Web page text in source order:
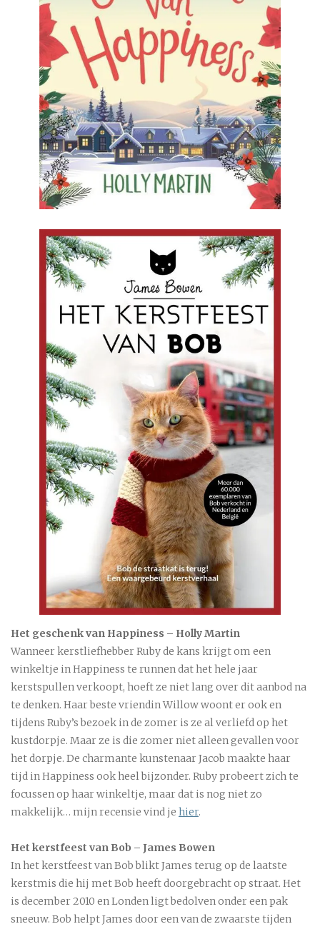
Het geschenk van Happiness – Holly Martin
Wanneer kerstliefhebber Ruby de kans krijgt om een
winkeltje in Happiness te runnen dat het hele jaar
kerstspullen verkoopt, hoeft ze niet lang over dit aanbod na
te denken. Haar beste vriendin Willow woont er ook en
tijdens Ruby’s bezoek in de zomer is ze al verliefd op het
kustdorpje. Maar ze is die zomer niet alleen gevallen voor
het dorpje. De charmante kunstenaar Jacob maakte haar
tijd in Happiness ook heel bijzonder. Ruby probeert zich te
focussen op haar winkeltje, maar dat is nog niet zo
makkelijk… mijn recensie vind je hier.
Het kerstfeest van Bob – James Bowen
In het kerstfeest van Bob blikt James terug op de laatste
kerstmis die hij met Bob heeft doorgebracht op straat. Het
is december 2010 en Londen ligt bedolven onder een pak
sneeuw. Bob helpt James door een van de zwaarste tijden